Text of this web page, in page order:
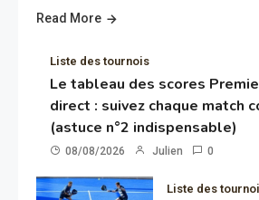
Read More
Liste des tournois
Le tableau des scores
direct : suivez chaque match
(astuce n°2 indispensable)
08/08/2026 Julien 0
Liste des